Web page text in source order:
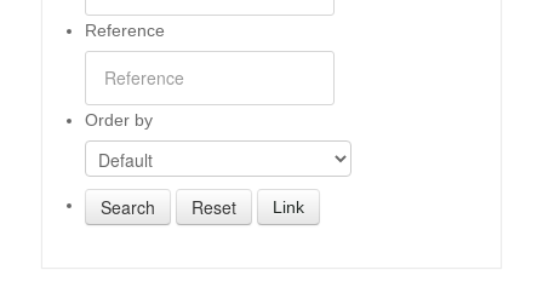
Reference
Order by
Link